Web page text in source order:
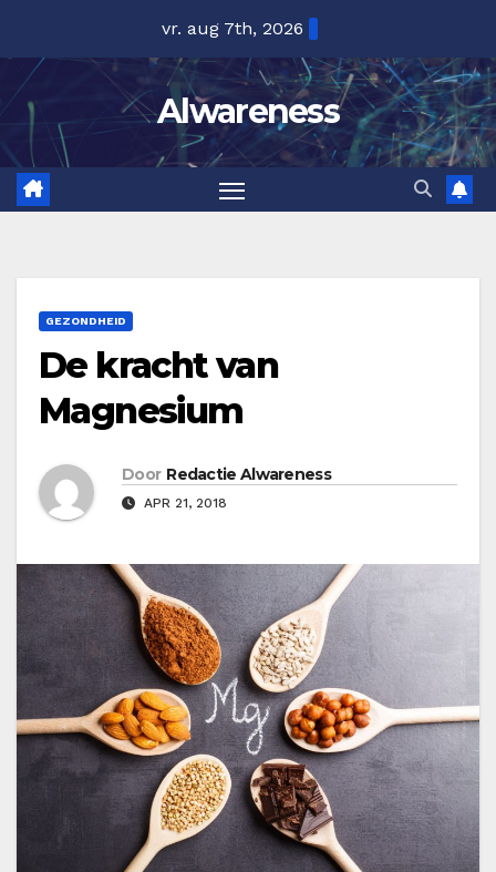
inhoud
vr. aug 7th, 2026
Alwareness
GEZONDHEID
De kracht van
Magnesium
Door Redactie Alwareness
APR 21, 2018